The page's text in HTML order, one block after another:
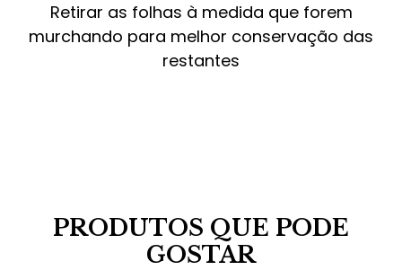
Retirar as folhas à medida que forem
murchando para melhor conservação das
restantes
PRODUTOS QUE PODE
GOSTAR